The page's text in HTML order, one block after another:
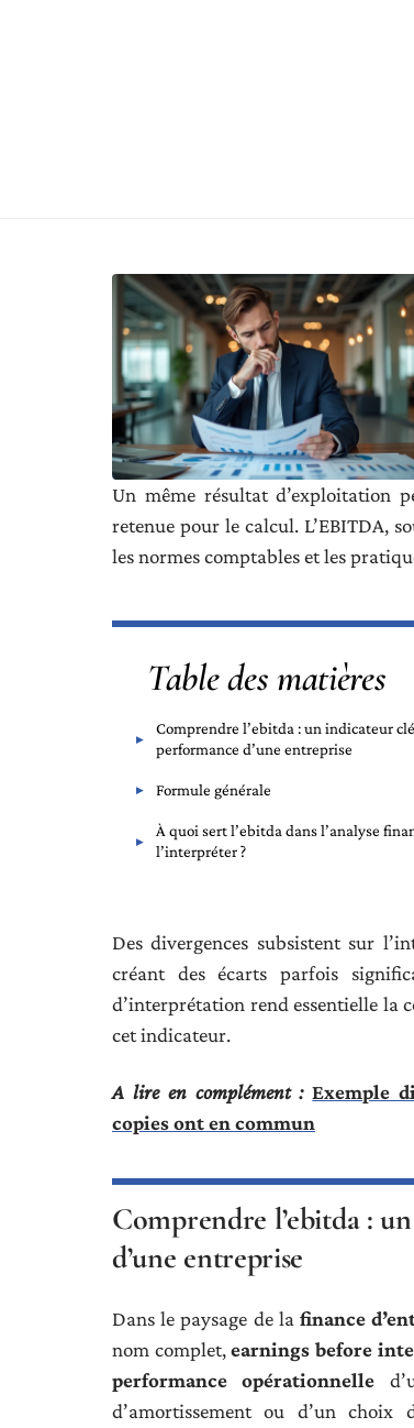
Un même résultat d’exploitation
retenue pour le calcul. L’EBITDA,
les normes comptables et les
Table des matières
Comprendre l’ebitda : un indicateur
performance d’une entreprise
Formule générale
À quoi sert l’ebitda dans l’analyse
l’interpréter ?
Des divergences subsistent sur
créant des écarts parfois
d’interprétation rend essentielle la
cet indicateur.
A lire en complément : Exemple
copies ont en commun
Comprendre l’ebitda :
d’une entreprise
Dans le paysage de lafinance
nom complet,earnings before
performance opérationnelle
d’amortissement ou d’un choix